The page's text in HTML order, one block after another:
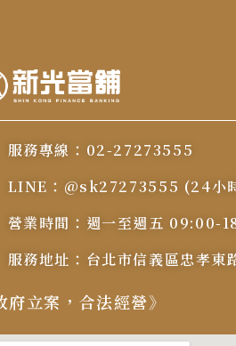
服務專線：02-27273555
LINE：@sk27273555 (24小
營業時間：週一至週五 09:00-
服務地址：台北市信義區忠孝東
府立案，合法經營》